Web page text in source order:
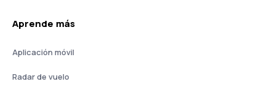
Aprende más
Aplicación móvil
Radar de vuelo